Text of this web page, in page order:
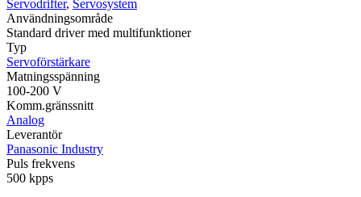
Servodrifter, Servosystem
Användningsområde
Standard driver med multifunktioner
Typ
Servoförstärkare
Matningsspänning
100-200 V
Komm.gränssnitt
Analog
Leverantör
Panasonic Industry
Puls frekvens
500 kpps